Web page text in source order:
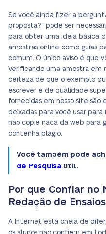
Se você ainda fizer a
proposta?” pode ser
para obter uma ideia básica
amostras online como guias
comum. O único aviso é que
Verificando uma amostra em
certeza de que o exemplo
escrever é de qualidade
fornecidas em nosso site são
deixadas para você usar para
não copie nada da web para
contenha plágio.
Você também pode
de Pesquisa útil.
Por que Confiar no
Redação de
A Internet está cheia de